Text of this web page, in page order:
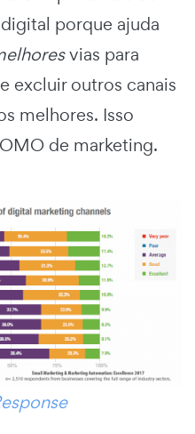
porque ajuda
vias para
excluir outros canais
melhores. Isso
de marketing.